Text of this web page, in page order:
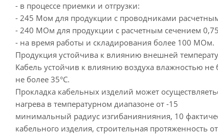
- в процессе приемки и отгрузки:
- 245 Мом для продукции с проводниками
- 240 МОм для продукции с расчетным сечением
- на время работы и складирования более 100 МОм.
Продукция устойчива к влиянию внешней
Кабель устойчив к влиянию воздуха влажностью не
не более 35°С.
Прокладка кабельных изделий может
нагрева в температурном диапазоне от -15
минимальный радиус изгибаниянияния, 10
кабельного изделия, строительная протяженность